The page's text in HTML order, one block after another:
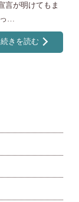
言が明けてもま
…
続きを読む